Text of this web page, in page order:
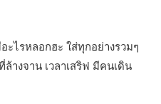
ไรหลอกฮะ ใส่ทุกอย่างรวมๆ
างจาน เวลาเสริฟ มีคนเดิน